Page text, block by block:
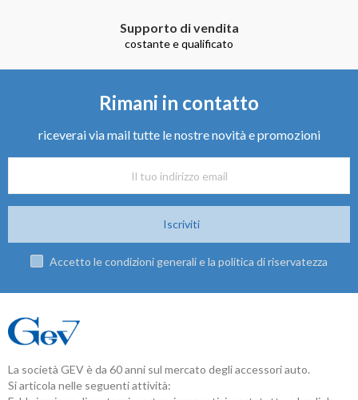
Supporto di vendita
costante e qualificato
Rimani in contatto
riceverai via mail tutte le nostre novità e promozioni
Iscriviti
Accetto le condizioni generali e la politica di riservatezza
La società GEV è da 60 anni sul mercato degli accessori auto.
Si articola nelle seguenti attività: